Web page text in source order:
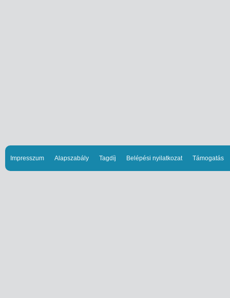
Impresszum Alapszabály Tagdíj Belépési nyilatkozat Támogatás